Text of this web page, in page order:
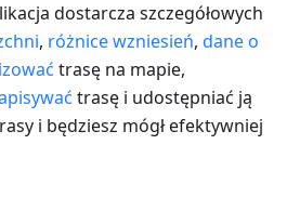
dostarcza szczegółowych
, różnice wzniesień, dane o
trasę na mapie,
trasę i udostępniać ją
i będziesz mógł efektywniej